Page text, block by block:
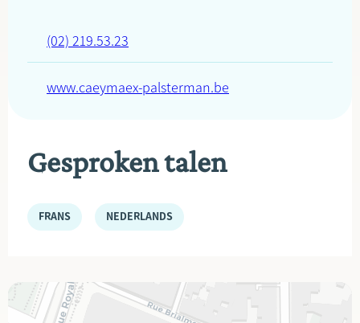
(02) 219.53.23
www.caeymaex-palsterman.be
Gesproken talen
FRANS NEDERLANDS